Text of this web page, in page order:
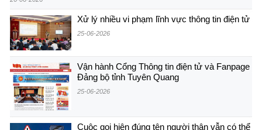
Xử lý nhiều vi phạm lĩnh vực thông tin điện tử
25-06-2026
Vận hành Cổng Thông tin điện tử và Fanpage
Đảng bộ tỉnh Tuyên Quang
25-06-2026
Cuộc gọi hiện đúng tên người thân vẫn có thể